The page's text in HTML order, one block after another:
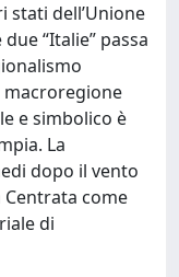
stati dell’Unione
“Italie” passa
macroregione
e simbolico è
La
dopo il vento
come
di